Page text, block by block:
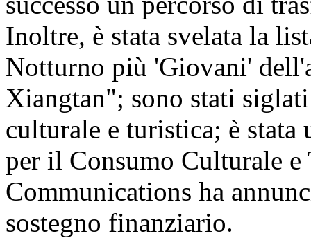
Inoltre, è stata svelata la
Notturno più 'Giovani'
Xiangtan"; sono stati
culturale e turistica; è
per il Consumo Culturale
Communications ha
sostegno finanziario.